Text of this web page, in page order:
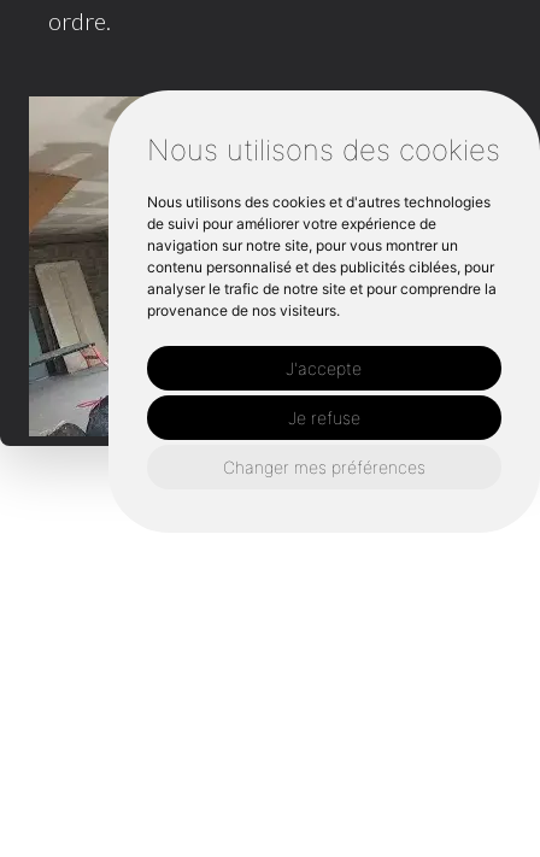
Nous utilisons des cookies
Nous utilisons des cookies et d'autres technologies
de suivi pour améliorer votre expérience de
navigation sur notre site, pour vous montrer un
contenu personnalisé et des publicités ciblées, pour
analyser le trafic de notre site et pour comprendre la
provenance de nos visiteurs.
J'accepte
Je refuse
Changer mes préférences
ordre.